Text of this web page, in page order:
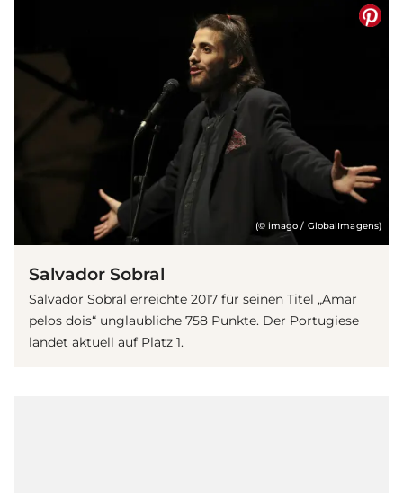
(© imago / GlobalImagens)
Salvador Sobral
Salvador Sobral erreichte 2017 für seinen Titel „Amar
pelos dois“ unglaubliche 758 Punkte. Der Portugiese
landet aktuell auf Platz 1.